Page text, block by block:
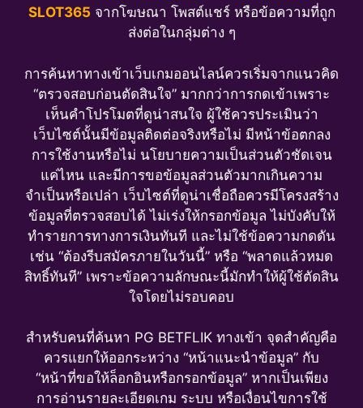
SLOT365 จากโฆษณา โพสต์แชร์ หรือข้อความที่ถูก
ส่งต่อในกลุ่มต่าง ๆ
การค้นหาทางเข้าเว็บเกมออนไลน์ควรเริ่มจากแนวคิด
“ตรวจสอบก่อนตัดสินใจ” มากกว่าการกดเข้าเพราะ
เห็นคำโปรโมตที่ดูน่าสนใจ ผู้ใช้ควรประเมินว่า
เว็บไซต์นั้นมีข้อมูลติดต่อจริงหรือไม่ มีหน้าข้อตกลง
การใช้งานหรือไม่ นโยบายความเป็นส่วนตัวชัดเจน
แค่ไหน และมีการขอข้อมูลส่วนตัวมากเกินความ
จำเป็นหรือเปล่า เว็บไซต์ที่ดูน่าเชื่อถือควรมีโครงสร้าง
ข้อมูลที่ตรวจสอบได้ ไม่เร่งให้กรอกข้อมูล ไม่บังคับให้
ทำรายการทางการเงินทันที และไม่ใช้ข้อความกดดัน
เช่น “ต้องรีบสมัครภายในวันนี้” หรือ “พลาดแล้วหมด
สิทธิ์ทันที” เพราะข้อความลักษณะนี้มักทำให้ผู้ใช้ตัดสิน
ใจโดยไม่รอบคอบ
สำหรับคนที่ค้นหา PG BETFLIK ทางเข้า จุดสำคัญคือ
ควรแยกให้ออกระหว่าง “หน้าแนะนำข้อมูล” กับ
“หน้าที่ขอให้ล็อกอินหรือกรอกข้อมูล” หากเป็นเพียง
การอ่านรายละเอียดเกม ระบบ หรือเงื่อนไขการใช้